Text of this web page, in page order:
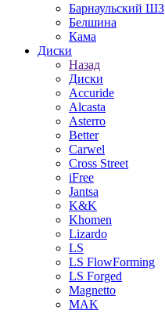
Барнаульский ШЗ
Белшина
Кама
Диски
Назад
Диски
Accuride
Alcasta
Asterro
Better
Carwel
Cross Street
iFree
Jantsa
K&K
Khomen
Lizardo
LS
LS FlowForming
LS Forged
Magnetto
MAK